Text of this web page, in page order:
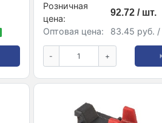
Розничная
цена:
92.72 / шт.
Оптовая цена:
83.45 руб.
- +